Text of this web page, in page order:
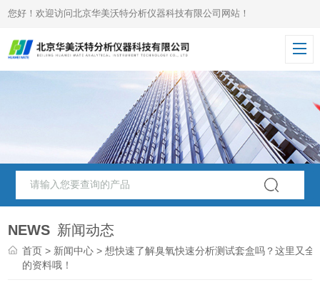
您好！欢迎访问北京华美沃特分析仪器科技有限公司网站！
NEWS 新闻动态
首页 > 新闻中心 > 想快速了解臭氧快速分析测试套盒吗？这里又全
的资料哦！